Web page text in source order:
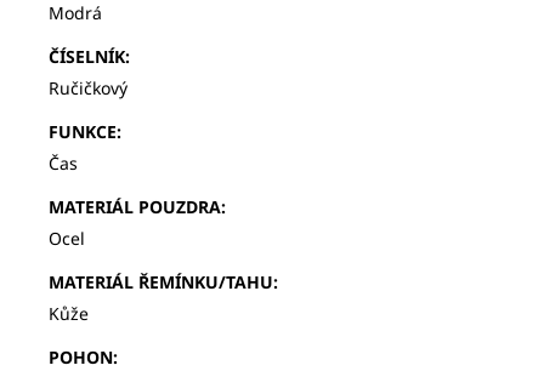
Modrá
ČÍSELNÍK:
Ručičkový
FUNKCE:
Čas
MATERIÁL POUZDRA:
Ocel
MATERIÁL ŘEMÍNKU/TAHU:
Kůže
POHON: